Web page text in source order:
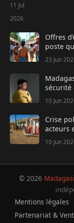
11 Jul
2026
Offres
poste
23 Jun
sécurité
10 Jun
Crise
acteurs
10 Jun
© 2026
Mentions légales
Partenariat &